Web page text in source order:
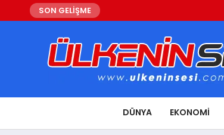
SON GELİŞME
DÜNYA EKONOMI